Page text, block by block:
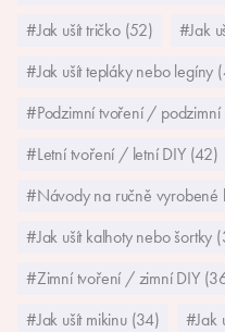
#Jak ušít tričko (52)
#Jak
#Jak ušít tepláky nebo legíny
#Podzimní tvoření / podzimní
#Letní tvoření / letní DIY (42)
#Návody na ručně vyrobené
#Jak ušít kalhoty nebo šortky
#Zimní tvoření / zimní DIY
#Jak ušít mikinu (34)
#Jak